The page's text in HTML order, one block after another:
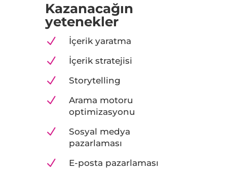
Kazanacağın
yetenekler
N İçerik yaratma
N İçerik stratejisi
N Storytelling
N
Arama motoru
optimizasyonu
N
Sosyal medya
pazarlaması
N E-posta pazarlaması